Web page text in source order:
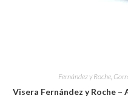
Fernández y Roche
Visera Fernández y Roche